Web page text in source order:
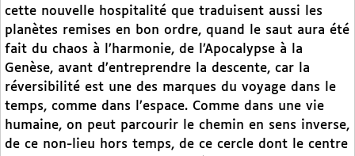
cette nouvelle hospitalité que traduisent aussi les
planètes remises en bon ordre, quand le saut aura été
fait du chaos à l’harmonie, de l’Apocalypse à la
Genèse, avant d’entreprendre la descente, car la
réversibilité est une des marques du voyage dans le
temps, comme dans l’espace. Comme dans une vie
humaine, on peut parcourir le chemin en sens inverse,
de ce non-lieu hors temps, de ce cercle dont le centre